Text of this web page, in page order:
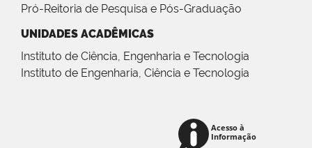
Pró-Reitoria de Pesquisa e Pós-Graduação
UNIDADES ACADÊMICAS
Instituto de Ciência, Engenharia e Tecnologia
Instituto de Engenharia, Ciência e Tecnologia